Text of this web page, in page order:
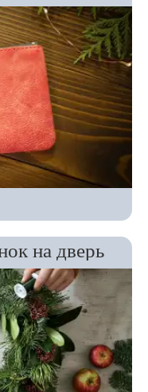
на дверь